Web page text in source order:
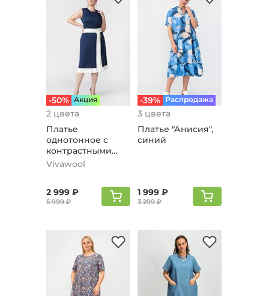
-50% Aкция
2 цвета
Платье
однотонное с
контрастными
вставками, синий
Vivawool
2 999 ₽
5 999 ₽
-39% Распродажа
3 цвета
Платье "Анисия",
синий
1 999 ₽
3 299 ₽